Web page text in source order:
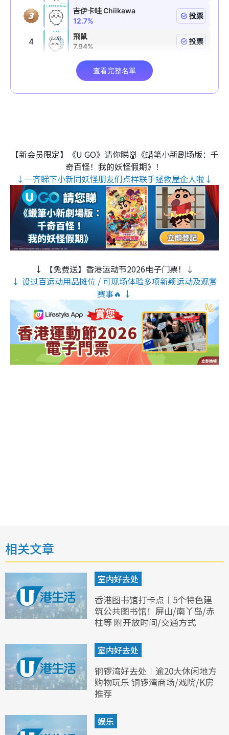
【新会员限定】《U GO》请你睇👹《蜡笔小新剧场版：千
奇百怪！我的妖怪假期》！
↓一齐睇下小新同妖怪朋友们点样联手拯救屋企人啦↓
↓ 【免费送】香港运动节2026电子门票！↓
↓ 设过百运动用品摊位 / 可现场体验多项新颖运动及观赏
赛事🔥 ↓
相关文章
室内好去处
香港图书馆打卡点︱5个特色建
筑公共图书馆！屏山/南丫岛/赤
柱等 附开放时间/交通方式
室内好去处
铜锣湾好去处︱逾20大休闲地方
购物玩乐 铜锣湾商场/戏院/K房
推荐
娱乐